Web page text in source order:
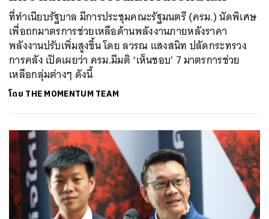
ที่ทำเนียบรัฐบาล มีการประชุมคณะรัฐมนตรี (ครม.) นัดพิเศษ
เพื่อถกมาตรการช่วยเหลือด้านพลังงานภายหลังราคา
พลังงานปรับเพิ่มสูงขึ้น โดย ลวรณ แสงสนิท ปลัดกระทรวง
การคลัง เปิดเผยว่า ครม.มีมติ ‘เห็นชอบ’ 7 มาตรการช่วย
เหลือกลุ่มต่างๆ ดังนี้
โดย THE MOMENTUM TEAM